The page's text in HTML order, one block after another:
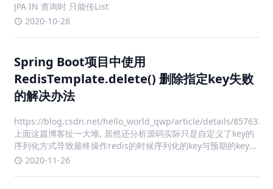
JPA IN 查询时 只能传List
2020-10-28
Spring Boot项目中使用
RedisTemplate.delete() 删除指定key失败
的解决办法
https://blog.csdn.net/hello_world_qwp/article/details/85763286
上面这篇博客扯一大堆, 居然还分析源码实际只是自定义了key的
序列化方式导致最终操作redis的时候序列化的key与预期的key不
一致而已, 自然就删不掉redis中的数据了
2020-11-26